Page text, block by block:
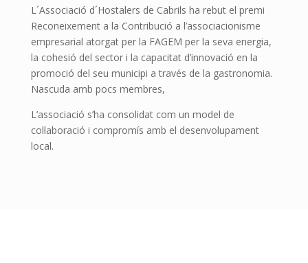
L´Associació d´Hostalers de Cabrils ha rebut el premi
Reconeixement a la Contribució a l’associacionisme
empresarial atorgat per la FAGEM per la seva energia,
la cohesió del sector i la capacitat d’innovació en la
promoció del seu municipi a través de la gastronomia.
Nascuda amb pocs membres,
L’associació s’ha consolidat com un model de
col·laboració i compromís amb el desenvolupament
local.